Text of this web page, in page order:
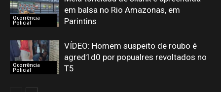
Ocorrência
Policial
em balsa no Rio Amazonas, em
Parintins
Ocorrência
Policial
VÍDEO: Homem suspeito de roubo é
agred1d0 por popualres revoltados no
T5